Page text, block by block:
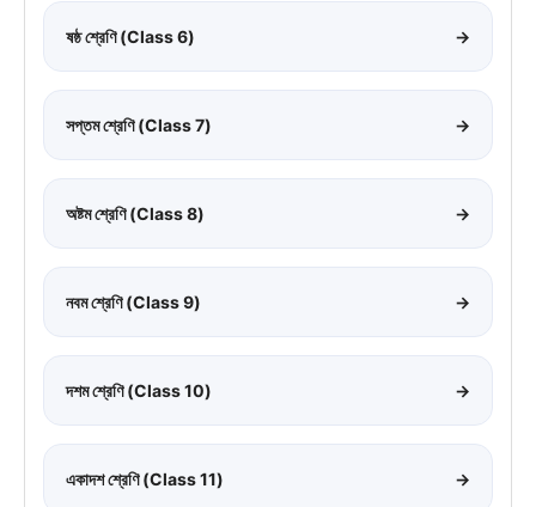
ষষ্ঠ শ্রেণি (Class 6) →
সপ্তম শ্রেণি (Class 7) →
অষ্টম শ্রেণি (Class 8) →
নবম শ্রেণি (Class 9) →
দশম শ্রেণি (Class 10) →
একাদশ শ্রেণি (Class 11) →